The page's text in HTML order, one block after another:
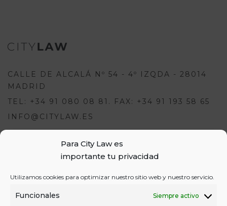
Para City Law es
importante tu privacidad
Utilizamos cookies para optimizar nuestro sitio web y nuestro servicio.
Funcionales Siempre activo
Para escribir una opinión debes
estar registrado e iniciar sesión:
CALLE DE ALCALÁ Nº 54 - 4º IZQDA - 28014
MADRID
TEL: +34 91 080 08 81. FAX: +34 91 193 58 65
INFO@CITYLAW.ES
INICIAR SESIÓN